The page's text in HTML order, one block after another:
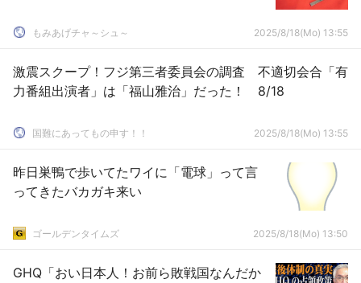
もみあげチャ～シュ～ 2025/8/18(Mo) 13:55
激震スクープ！フジ第三者委員会の調査 不適切会合「有
力番組出演者」は「福山雅治」だった！ 8/18
国難にあってもの申す！！ 2025/8/18(Mo) 13:55
昨日巣鴨で歩いてたワイに「電球」って言
ってきたバカガキ来い
ゴールデンタイムズ 2025/8/18(Mo) 13:50
GHQ「おい日本人！お前ら敗戦国なんだか